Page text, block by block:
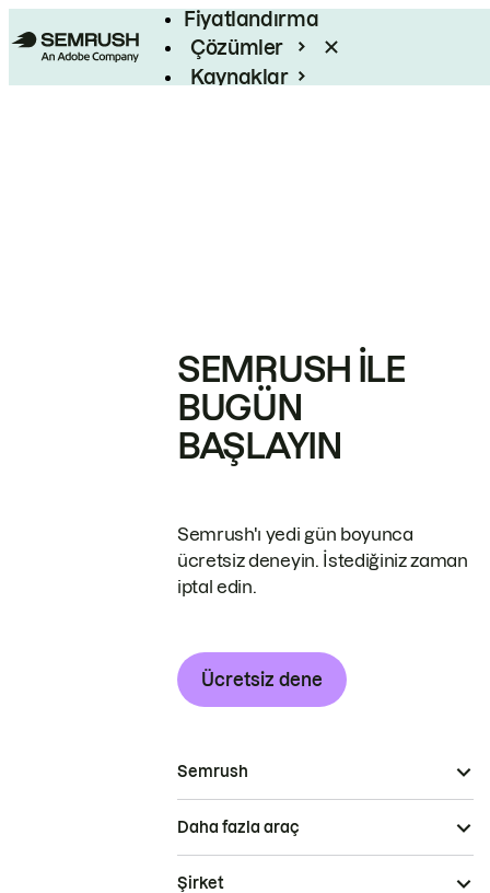
Fiyatlandırma
Çözümler
Kaynaklar
SEMRUSH ILE
BUGÜN
BAŞLAYIN
Semrush'ı yedi gün boyunca
ücretsiz deneyin. İstediğiniz zaman
iptal edin.
Ücretsiz dene
Semrush
Daha fazla araç
Şirket